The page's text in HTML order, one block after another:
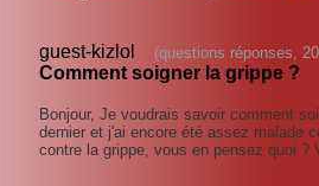
guest-kizlol (questions réponses,
Comment soigner la grippe ?
Bonjour, Je voudrais savoir comment
dernier et j'ai encore été assez malade
contre la grippe, vous en pensez quoi ?